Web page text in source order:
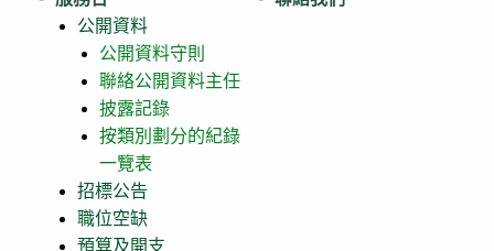
公開資料
公開資料守則
聯絡公開資料主任
披露記錄
按類別劃分的紀錄
一覽表
招標公告
職位空缺
預算及開支